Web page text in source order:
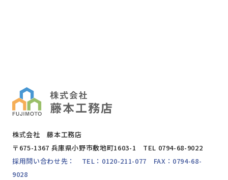
株式会社 藤本工務店
〒675-1367 兵庫県小野市敷地町1603-1 TEL 0794-68-9022
採用問い合わせ先： TEL：0120-211-077 FAX：0794-68-
9028